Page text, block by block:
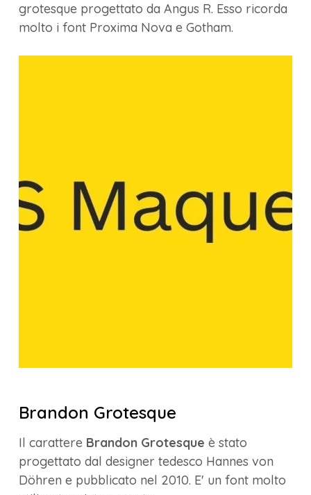
grotesque progettato da Angus R. Esso ricorda
molto i font Proxima Nova e Gotham.
Brandon Grotesque
Il carattere Brandon Grotesque è stato
progettato dal designer tedesco Hannes von
Döhren e pubblicato nel 2010. E' un font molto